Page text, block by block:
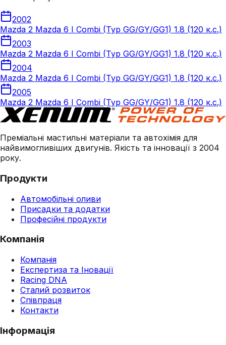
2002
Mazda 2 Mazda 6 I Combi (Typ GG/GY/GG1) 1.8 (120 к.с.)
2003
Mazda 2 Mazda 6 I Combi (Typ GG/GY/GG1) 1.8 (120 к.с.)
2004
Mazda 2 Mazda 6 I Combi (Typ GG/GY/GG1) 1.8 (120 к.с.)
2005
Mazda 2 Mazda 6 I Combi (Typ GG/GY/GG1) 1.8 (120 к.с.)
Преміальні мастильні матеріали та автохімія для
найвимогливіших двигунів. Якість та інновації з 2004
року.
Продукти
Автомобільні оливи
Присадки та додатки
Професійні продукти
Компанія
Компанія
Експертиза та Іновації
Racing DNA
Сталий розвиток
Співпраця
Контакти
Інформація